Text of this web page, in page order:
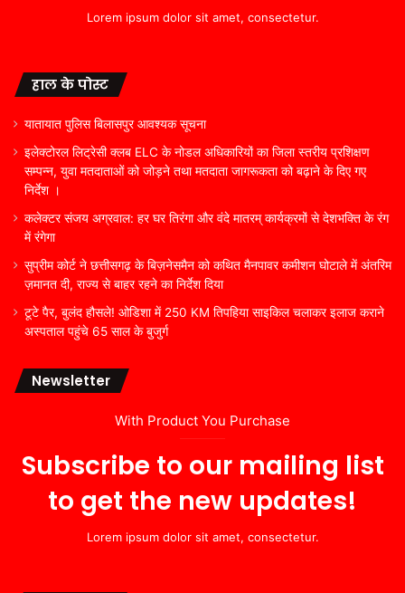
Lorem ipsum dolor sit amet, consectetur.
हाल के पोस्ट
यातायात पुलिस बिलासपुर आवश्यक सूचना
इलेक्टोरल लिट्रेसी क्लब ELC के नोडल अधिकारियों का जिला स्तरीय प्रशिक्षण
सम्पन्न, युवा मतदाताओं को जोड़ने तथा मतदाता जागरूकता को बढ़ाने के दिए गए
निर्देश ।
कलेक्टर संजय अग्रवाल: हर घर तिरंगा और वंदे मातरम् कार्यक्रमों से देशभक्ति के रंग
में रंगेगा
सुप्रीम कोर्ट ने छत्तीसगढ़ के बिज़नेसमैन को कथित मैनपावर कमीशन घोटाले में अंतरिम
ज़मानत दी, राज्य से बाहर रहने का निर्देश दिया
टूटे पैर, बुलंद हौसले! ओडिशा में 250 KM तिपहिया साइकिल चलाकर इलाज कराने
अस्पताल पहुंचे 65 साल के बुजुर्ग
Newsletter
With Product You Purchase
Subscribe to our mailing list
to get the new updates!
Lorem ipsum dolor sit amet, consectetur.